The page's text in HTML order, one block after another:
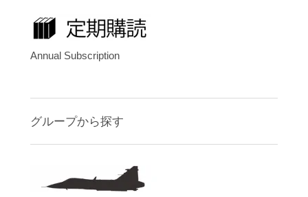
Annual Subscription
グループから探す